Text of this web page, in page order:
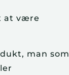
at være
man som